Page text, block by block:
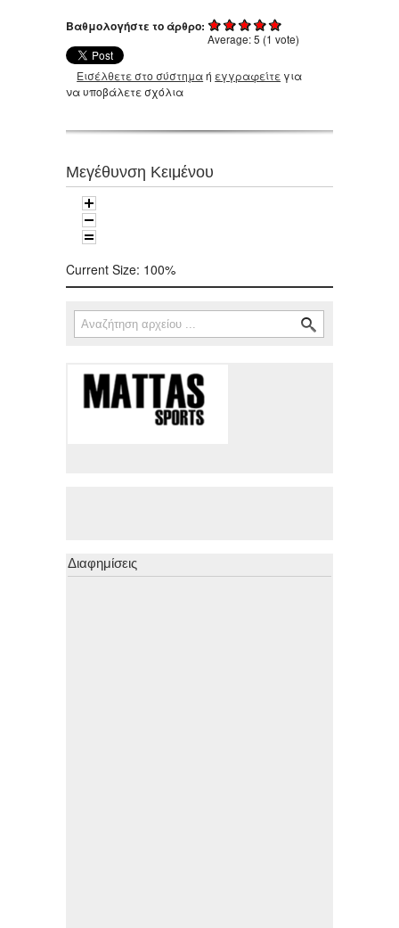
Βαθμολογήστε το άρθρο:
Average:5 (1 vote)
Εισέλθετε στο σύστημαή εγγραφείτε για
να υποβάλετε σχόλια
Μεγέθυνση Κειμένου
Current Size: 100%
Φόρμα αναζήτησης
Αναζήτηση
Διαφημίσεις